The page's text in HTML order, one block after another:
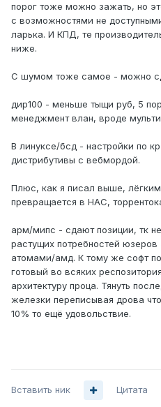
порог тоже можно зажать, но
с возможностями не
ларька. И КПД, те
ниже.
С шумом тоже самое - можно
дир100 - меньше тыщи руб, 5
менеджмент влан, вроде
В линуксе/бсд - настройки по
дистрибутивы с вебмордой.
Плюс, как я писал выше,
превращается в НАС,
арм/мипс - сдают позиции, тк
растущих потребностей
атомами/амд. К тому же софт
готовый во всяких
архитектуру проца. Тянуть
железки переписывая дрова
10% то ещё удовольствие.
Вставить ник Цитата